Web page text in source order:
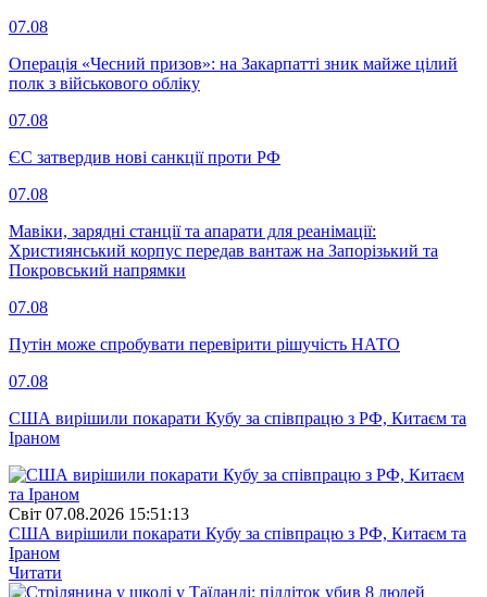
07.08
Операція «Чесний призов»: на Закарпатті зник майже цілий
полк з військового обліку
07.08
ЄС затвердив нові санкції проти РФ
07.08
Мавіки, зарядні станції та апарати для реанімації:
Християнський корпус передав вантаж на Запорізький та
Покровський напрямки
07.08
Путін може спробувати перевірити рішучість НАТО
07.08
США вирішили покарати Кубу за співпрацю з РФ, Китаєм та
Іраном
Свiт 07.08.2026 15:51:13
США вирішили покарати Кубу за співпрацю з РФ, Китаєм та
Іраном
Читати